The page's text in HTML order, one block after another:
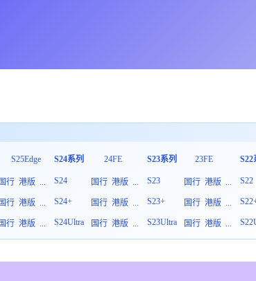
S25Edge
国行 港版 ...
国行 港版 ...
国行 港版 ...
S24系列 24FE
S24 国行 港版 ...
S24+
国行 港版 ...
S24Ultra
国行 港版 ...
S23系列 23FE
S23 国行 港版 ...
S23+
国行 港版 ...
S23Ultra
国行 港版 ...
S22
S22